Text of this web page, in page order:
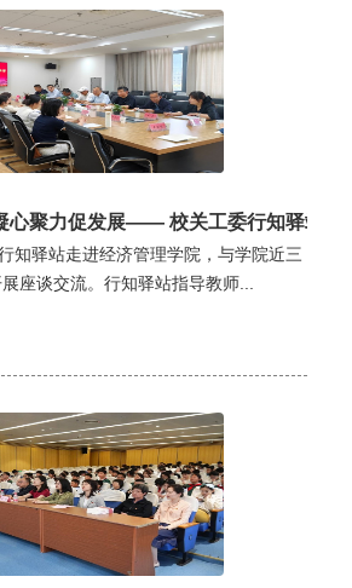
心聚力促发展—— 校关工委行知驿站与
知驿站走进经济管理学院，与学院近三
座谈交流。行知驿站指导教师...